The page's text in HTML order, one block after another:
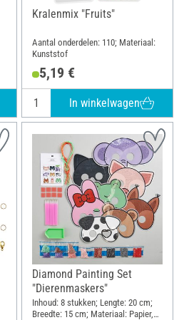
Kralenmix "Fruits"
Aantal onderdelen: 110; Materiaal:
Kunststof
5,19 €
In winkelwagen
Diamond Painting Set
"Dierenmaskers"
Inhoud: 8 stukken; Lengte: 20 cm;
Breedte: 15 cm; Materiaal: Papier,